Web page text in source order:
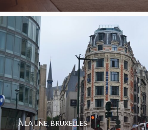
À LA UNE, BRUXELLES